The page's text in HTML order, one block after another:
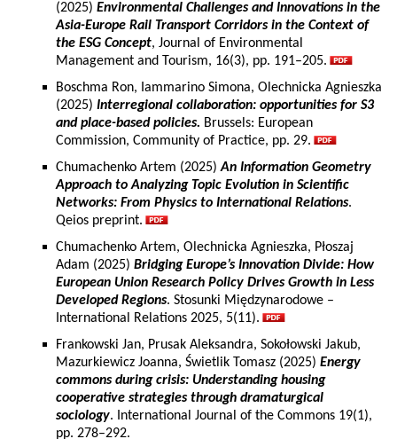
(2025) Environmental Challenges and Innovations in the
Asia-Europe Rail Transport Corridors in the Context of
the ESG Concept, Journal of Environmental
Management and Tourism, 16(3), pp. 191–205.
Boschma Ron, Iammarino Simona, Olechnicka Agnieszka
(2025) Interregional collaboration: opportunities for S3
and place-based policies. Brussels: European
Commission, Community of Practice, pp. 29.
Chumachenko Artem (2025)An Information Geometry
Approach to Analyzing Topic Evolution in Scientific
Networks: From Physics to International Relations.
Qeios preprint.
Chumachenko Artem, Olechnicka Agnieszka, Płoszaj
Adam (2025) Bridging Europe’s Innovation Divide: How
European Union Research Policy Drives Growth in Less
Developed Regions. Stosunki Międzynarodowe –
International Relations 2025, 5(11).
Frankowski Jan, Prusak Aleksandra, Sokołowski Jakub,
Mazurkiewicz Joanna, Świetlik Tomasz (2025) Energy
commons during crisis: Understanding housing
cooperative strategies through dramaturgical
sociology. International Journal of the Commons 19(1),
pp. 278–292.